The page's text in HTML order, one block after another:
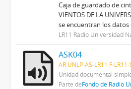
Caja de guardado de
VIENTOS DE LA
se encuentran los datos
LR11 Radio Universidad
ASK04
AR UNLP-AS-LR11 F-
Unidad documental
Parte deFondo de Radio